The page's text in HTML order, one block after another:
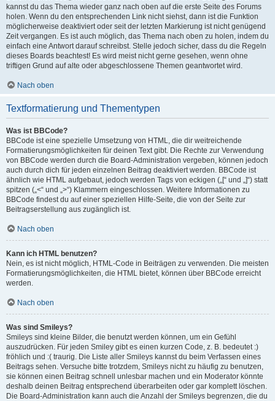
kannst du das Thema wieder ganz nach oben auf die erste Seite des Forums
holen. Wenn du den entsprechenden Link nicht siehst, dann ist die Funktion
möglicherweise deaktiviert oder seit der letzten Markierung ist nicht genügend
Zeit vergangen. Es ist auch möglich, das Thema nach oben zu holen, indem du
einfach eine Antwort darauf schreibst. Stelle jedoch sicher, dass du die Regeln
dieses Boards beachtest! Es wird meist nicht gerne gesehen, wenn ohne
triftigen Grund auf alte oder abgeschlossene Themen geantwortet wird.
Nach oben
Textformatierung und Thementypen
Was ist BBCode?
BBCode ist eine spezielle Umsetzung von HTML, die dir weitreichende
Formatierungsmöglichkeiten für deinen Text gibt. Die Rechte zur Verwendung
von BBCode werden durch die Board-Administration vergeben, können jedoch
auch durch dich für jeden einzelnen Beitrag deaktiviert werden. BBCode ist
ähnlich wie HTML aufgebaut, jedoch werden Tags von eckigen („[“ und „]“) statt
spitzen („<“ und „>“) Klammern eingeschlossen. Weitere Informationen zu
BBCode findest du auf einer speziellen Hilfe-Seite, die von der Seite zur
Beitragserstellung aus zugänglich ist.
Nach oben
Kann ich HTML benutzen?
Nein, es ist nicht möglich, HTML-Code in Beiträgen zu verwenden. Die meisten
Formatierungsmöglichkeiten, die HTML bietet, können über BBCode erreicht
werden.
Nach oben
Was sind Smileys?
Smileys sind kleine Bilder, die benutzt werden können, um ein Gefühl
auszudrücken. Für jeden Smiley gibt es einen kurzen Code, z. B. bedeutet :)
fröhlich und :( traurig. Die Liste aller Smileys kannst du beim Verfassen eines
Beitrags sehen. Versuche bitte trotzdem, Smileys nicht zu häufig zu benutzen,
sie können einen Beitrag schnell unlesbar machen und ein Moderator könnte
deshalb deinen Beitrag entsprechend überarbeiten oder gar komplett löschen.
Die Board-Administration kann auch die Anzahl der Smileys begrenzen, die du